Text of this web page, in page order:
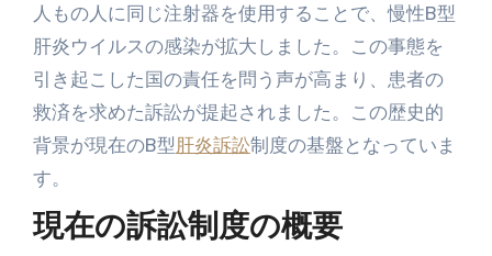
人もの人に同じ注射器を使用することで、慢性B型
肝炎ウイルスの感染が拡大しました。この事態を
引き起こした国の責任を問う声が高まり、患者の
救済を求めた訴訟が提起されました。この歴史的
背景が現在のB型肝炎訴訟制度の基盤となっていま
す。
現在の訴訟制度の概要